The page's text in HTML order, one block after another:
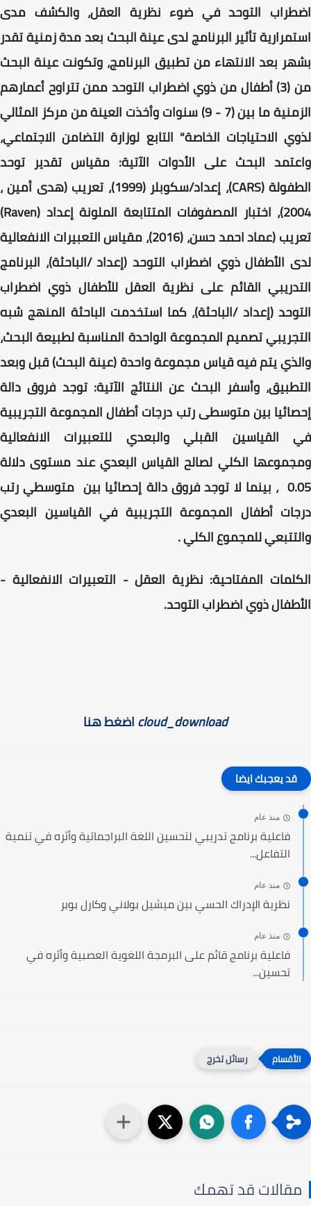
اضطراب التوحد في ضوء نظرية العقل، والكشف مدى
استمرارية تأثير البرنامج لدى عينة البحث بعد مدة زمنية تقدر
بشهر بعد الانتهاء من تطبيق البرنامج، وتكونت عينة البحث
من (3) أطفال من ذوي اضطراب التوحد ممن تتراوح أعمارهم
الزمنية ما بين (7 - 9) سنوات وأخذت العينة من مركز المثالي
لذوي الاحتياجات الخاصة" التابع لوزارة التضامن الاجتماعي،
واعتمد البحث على الأدوات الآتية: مقياس تقدير توحد
الطفولة (CARS)، إعداد/سكوبلر (1999)، تعريب (هدى أمين ،
2004)، اختبار المصفوفات المتتابعة الملونة إعداد (Raven)
تعريب (عماد احمد حسن، (2016)، مقياس التعبيرات الانفعالية
لدى الأطفال ذوي اضطراب التوحد (إعداد /الباحثة)، البرنامج
التدريبي القائم على نظرية العقل للأطفال ذوي اضطراب
التوحد (إعداد /الباحثة)، كما استخدمت الباحثة المنهج شبه
التجريبي تصميم المجموعة الواحدة المناسبة لطبيعة البحث،
والذي يتم فيه قياس مجموعة واحدة (عينة البحث) قبل وبعد
التطبيق، وأسفر البحث عن النتائج الآتية: توجد فروق دالة
إحصائيا بين متوسطی رتب درجات أطفال المجموعة التجريبية
في القياسين القبلي والبعدي للتعبيرات الانفعالية
ومجموعها الكلي لصالح القياس البعدي عند مستوى دلالة
0.05 ، بينما لا توجد فروق دالة إحصائيا بين متوسطي رتب
درجات أطفال المجموعة التجريبية في القياسين البعدي
والتتبعي للمجموع الكلي .
الكلمات المفتاحية: نظرية العقل - التعبيرات الانفعالية -
الأطفال ذوي اضطراب التوحد.
cloud_downloadاضغط هنا
قد يعجبك ايضا
منذ عام
فاعلية برنامج تدريبي لتحسين اللغة البراجماتية وأثره في تنمية
التفاعل...
منذ عام
نظرية الإدراك الحسي بين ميشيل بولاني وكارل بوبر
منذ عام
فاعلية برنامج قائم على البرمجة اللغوية العصبية وأثره في
تحسين...
رسائل تخرج
مقالات قد تهمك